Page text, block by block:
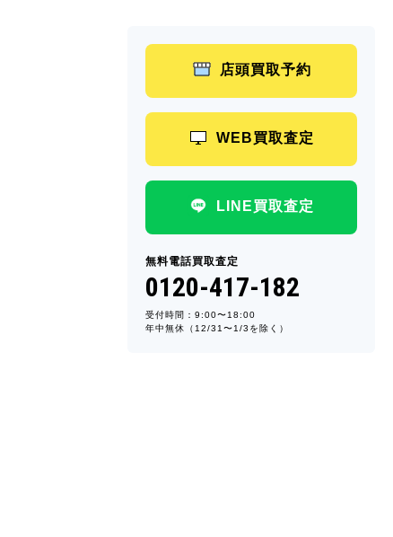
店頭買取予約
WEB買取査定
LINE買取査定
無料電話買取査定
0120-417-182
受付時間：9:00〜18:00
年中無休（12/31〜1/3を除く）